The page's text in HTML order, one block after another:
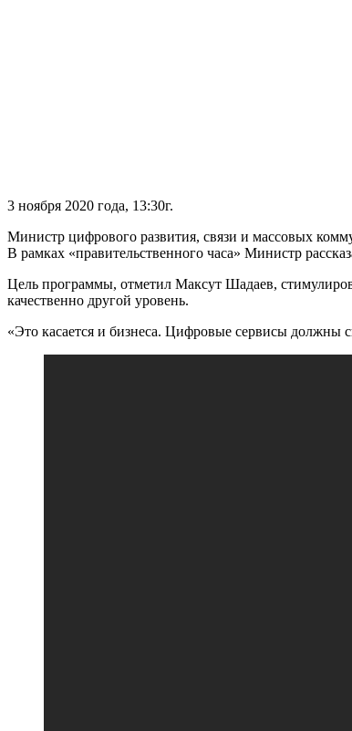
3 ноября 2020 года, 13:30г.
Министр цифрового развития, связи и массовых
В рамках «правительственного часа» Министр
Цель программы, отметил Максут Шадаев,
качественно другой уровень.
«Это касается и бизнеса. Цифровые сервисы должны